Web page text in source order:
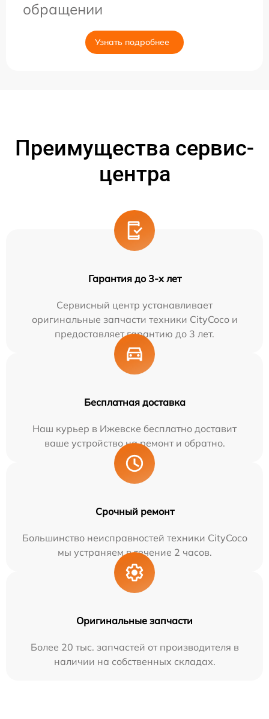
обращении
Узнать подробнее
Преимущества сервис-
центра
Гарантия до 3-х лет
Сервисный центр устанавливает
оригинальные запчасти техники CityCoco и
предоставляет гарантию до 3 лет.
Бесплатная доставка
Наш курьер в Ижевске бесплатно доставит
ваше устройство на ремонт и обратно.
Срочный ремонт
Большинство неисправностей техники CityCoco
мы устраняем в течение 2 часов.
Оригинальные запчасти
Более 20 тыс. запчастей от производителя в
наличии на собственных складах.